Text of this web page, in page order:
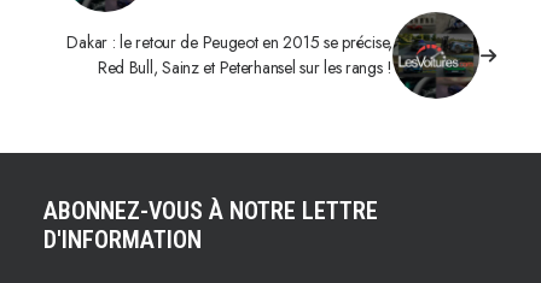
Dakar : le retour de Peugeot en 2015 se précise,
Red Bull, Sainz et Peterhansel sur les rangs !
ABONNEZ-VOUS À NOTRE LETTRE
D'INFORMATION